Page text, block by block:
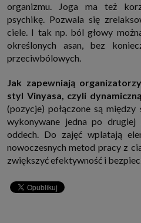
Twoje dane przetwarzane będą do
przetwarzania, czyli w przypadku
cofnięcia, ograniczenia lub innych
tę zgodę, w przypadku niezbędności
czas jej wykonywania i ewentualnie
(zwykle nie więcej niż 3 lata, a
podstawą przetwarzania danych jest
Przekazywanie danych
Administratorzy danych mogą
księgowym, agencjom
podstawie umowy o powierzenie
taki podmiot do odpowiedniego
nich do własnych celów.
Cookies
Na naszych stronach używamy
np. cookie lub local storage do
ruchu na stronach, aplikacjach i w
wykorzystują również podmioty z
organizmu. Joga ma też
psychikę. Pozwala się
ciele. I tak np. ból głowy
określonych asan, bez
przeciwbólowych.
Jak zapewniają
styl Vinyasa​,​ czyli
(pozycje) połączone są
wykonywane jedna po drugiej
oddech. Do zajęć wplatają
nowoczesnych metod pracy z
zwiększyć efektywność i